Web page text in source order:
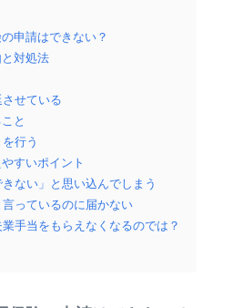
申請はできない？
対処法
せている
と
行う
すいポイント
ない」と思い込んでしまう
っているのに届かない
手当をもらえなくなるのでは？